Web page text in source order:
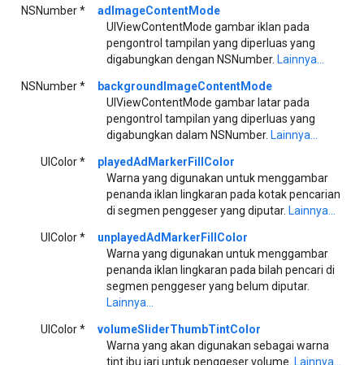
NSNumber *
adImageContentMode
UIViewContentMode gambar iklan pada
pengontrol tampilan yang diperluas yang
digabungkan dengan NSNumber. Lainnya...
NSNumber *
backgroundImageContentMode
UIViewContentMode gambar latar pada
pengontrol tampilan yang diperluas yang
digabungkan dalam NSNumber. Lainnya...
UIColor *
playedAdMarkerFillColor
Warna yang digunakan untuk menggambar
penanda iklan lingkaran pada kotak pencarian
di segmen penggeser yang diputar. Lainnya...
UIColor *
unplayedAdMarkerFillColor
Warna yang digunakan untuk menggambar
penanda iklan lingkaran pada bilah pencari di
segmen penggeser yang belum diputar.
Lainnya...
UIColor *
volumeSliderThumbTintColor
Warna yang akan digunakan sebagai warna
tint ibu jari untuk penggeser volume. Lainnya...